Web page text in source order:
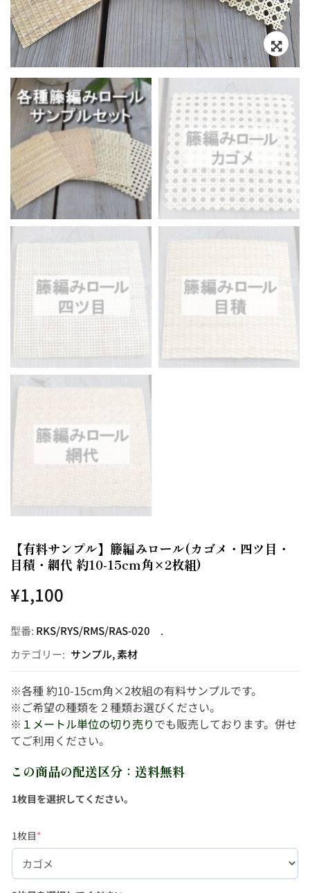
【有料サンプル】籐編みロール(カゴメ・四ツ目・
目積・網代 約10-15cm角×2枚組)
¥1,100
型番: RKS/RYS/RMS/RAS-020
カテゴリー: サンプル,素材
※各種 約10-15cm角×2枚組の有料サンプルです。
※ご希望の種類を２種類お選びください。
※ １メートル単位の切り売りでも販売しております。併せ
てご利用ください。
この商品の配送区分：送料無料
1枚目を選択してください。
1枚目*